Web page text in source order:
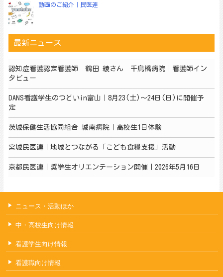
動画のご紹介｜民医連
最新ニュース
認知症看護認定看護師 鶴田 綾さん 千鳥橋病院｜看護師イン
タビュー
DANS看護学生のつどいin富山｜8月23(土)～24日(日)に開催予
定
茨城保健生活協同組合 城南病院｜高校生1日体験
宮城民医連｜地域とつながる「こども食糧支援」活動
京都民医連｜奨学生オリエンテーション開催｜2026年5月16日
ニュース・活動ほか
中・高校生向け情報
看護学生向け情報
看護職向け情報